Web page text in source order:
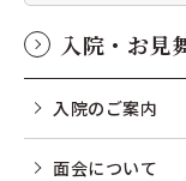
入院・お見
入院のご案内
面会について